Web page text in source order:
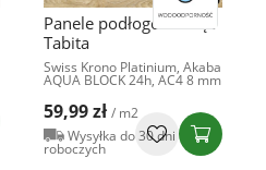
Panele podłogowe Dąb
Tabita
Swiss Krono Platinium, Akaba
AQUA BLOCK 24h, AC4 8 mm
59,99 zł / m2
Wysyłka do 30 dni
roboczych